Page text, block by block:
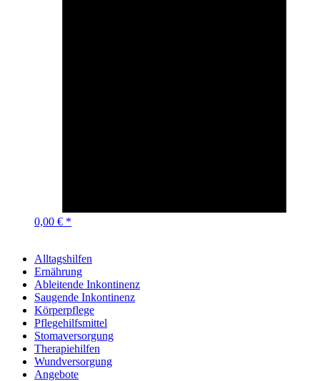
0,00 € *
Alltagshilfen
Ernährung
Ableitende Inkontinenz
Saugende Inkontinenz
Körperpflege
Pflegehilfsmittel
Stomaversorgung
Therapiehilfen
Wundversorgung
Angebote